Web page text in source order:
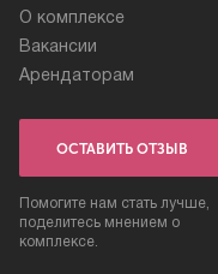
О комплексе
Вакансии
Арендаторам
ОСТАВИТЬ ОТЗЫВ
Помогите нам стать лучше,
поделитесь мнением о
комплексе.